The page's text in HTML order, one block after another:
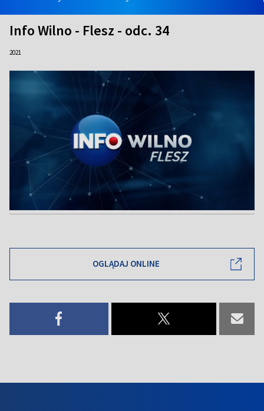
Info Wilno - Flesz - odc. 34
2021
OGLĄDAJ ONLINE